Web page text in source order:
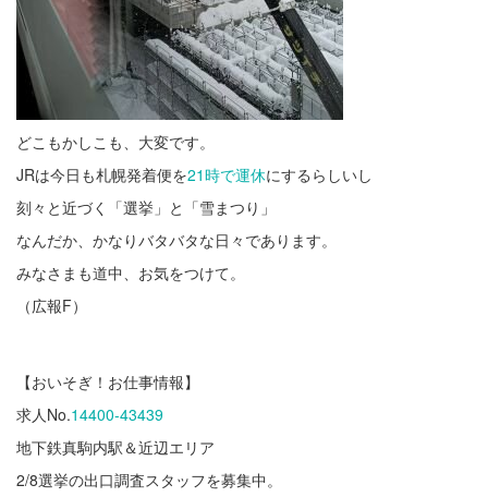
どこもかしこも、大変です。
JRは今日も札幌発着便を21時で運休にするらしいし
刻々と近づく「選挙」と「雪まつり」
なんだか、かなりバタバタな日々であります。
みなさまも道中、お気をつけて。
（広報F）
【おいそぎ！お仕事情報】
求人No.14400-43439
地下鉄真駒内駅＆近辺エリア
2/8選挙の出口調査スタッフを募集中。